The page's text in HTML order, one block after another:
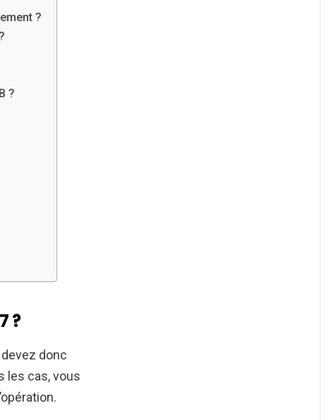
?
?
?
devez donc
les cas, vous